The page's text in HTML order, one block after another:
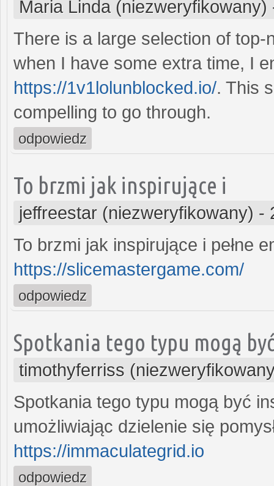
Maria Linda (niezweryfikowany)
There is a large selection of
when I have some extra time, I
https://1v1lolunblocked.io/. This
compelling to go through.
odpowiedz
To brzmi jak inspirujące i
jeffreestar (niezweryfikowany) -
To brzmi jak inspirujące i pełne
https://slicemastergame.com/
odpowiedz
Spotkania tego typu mogą
timothyferriss
Spotkania tego typu mogą być
umożliwiając dzielenie się
https://immaculategrid.io
odpowiedz